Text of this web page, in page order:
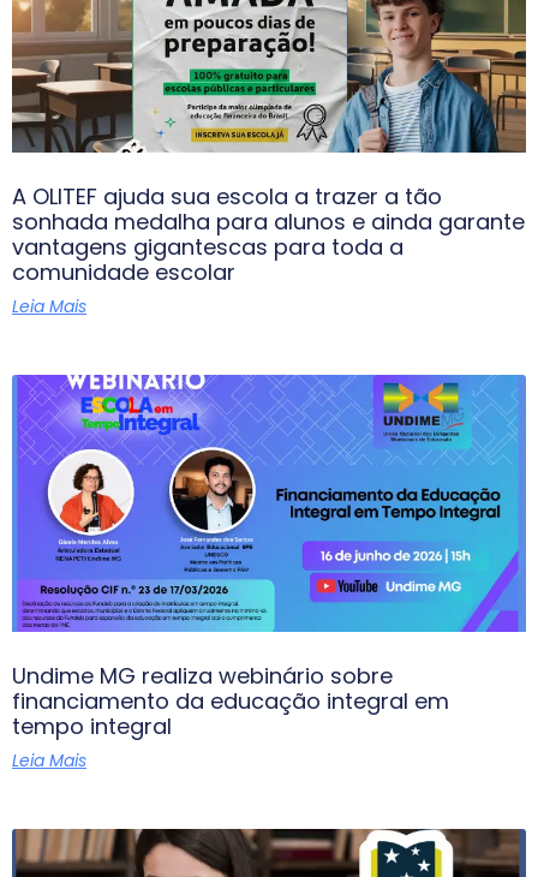
A OLITEF ajuda sua escola a trazer a tão
sonhada medalha para alunos e ainda garante
vantagens gigantescas para toda a
comunidade escolar
Leia Mais
Undime MG realiza webinário sobre
financiamento da educação integral em
tempo integral
Leia Mais